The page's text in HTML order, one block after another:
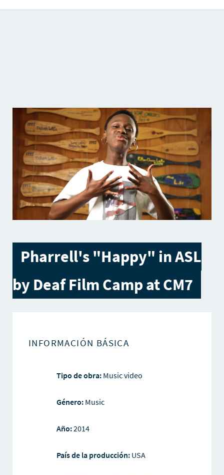
Pharrell's "Happy" in ASL
by Deaf Film Camp at CM7
INFORMACIÓN BÁSICA
Tipo de obra:Music video
Género:Music
Año:2014
País de la producción: USA